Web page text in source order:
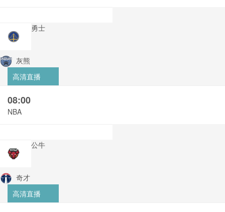
勇士
灰熊
高清直播
08:00
NBA
公牛
奇才
高清直播